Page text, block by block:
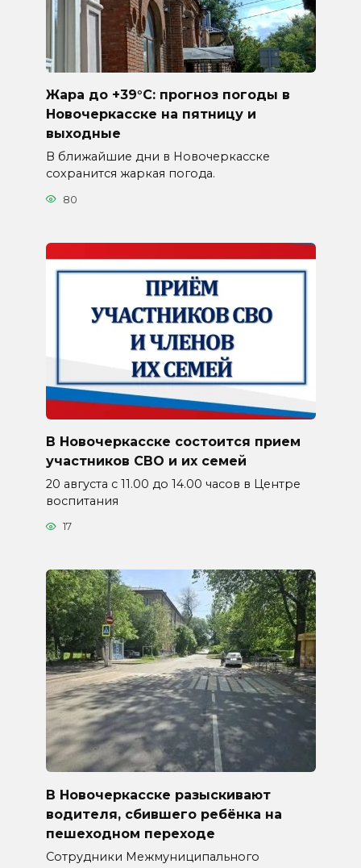
Жара до +39°C: прогноз погоды в
Новочеркасске на пятницу и
выходные
В ближайшие дни в Новочеркасске
сохранится жаркая погода.
80
В Новочеркасске состоится прием
участников СВО и их семей
20 августа с 11.00 до 14.00 часов в Центре
воспитания
17
В Новочеркасске разыскивают
водителя, сбившего ребёнка на
пешеходном переходе
Сотрудники Межмуниципального